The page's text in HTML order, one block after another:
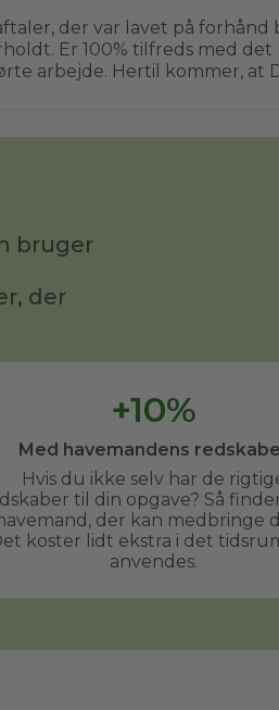
der var lavet på forhånd
Er 100% tilfreds med det
arbejde. Hertil kommer, at
pris.
bruger
der
+10%
Med havemandens
Hvis du ikke selv har de
til din opgave? Så
der kan medbringe
koster lidt ekstra i det
anvendes.